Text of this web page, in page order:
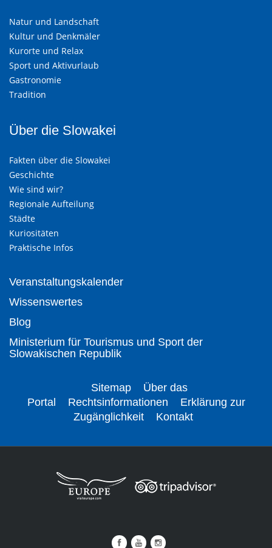
Natur und Landschaft
Kultur und Denkmäler
Kurorte und Relax
Sport und Aktivurlaub
Gastronomie
Tradition
Über die Slowakei
Fakten über die Slowakei
Geschichte
Wie sind wir?
Regionale Aufteilung
Städte
Kuriositäten
Praktische Infos
Veranstaltungskalender
Wissenswertes
Blog
Ministerium für Tourismus und Sport der
Slowakischen Republik
Sitemap
Über das
Portal
Rechtsinformationen
Erklärung zur
Zugänglichkeit
Kontakt